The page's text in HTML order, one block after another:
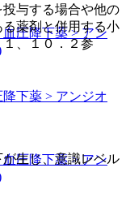
血圧降下薬 > アン
降下薬 > アンジオ
血圧降下薬 > アン
与する場合や他の
薬剤と併用する小
、１０．２参
生じ、意識レベル